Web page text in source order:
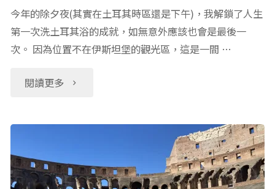
科
學
實
雕
今年的除夕夜(其實在土耳其時區還是下午)，我解鎖了人生
第一次洗土耳其浴的成就，如無意外應該也會是最後一
次。 因為位置不在伊斯坦堡的觀光區，這是一間 …
閱讀更多
"伊
堡